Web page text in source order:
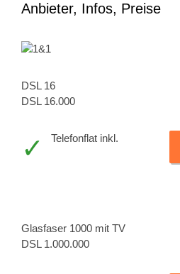
Anbieter, Infos, Preise
DSL 16
DSL 16.000
Telefonflat inkl.
Glasfaser 1000 mit TV
DSL 1.000.000